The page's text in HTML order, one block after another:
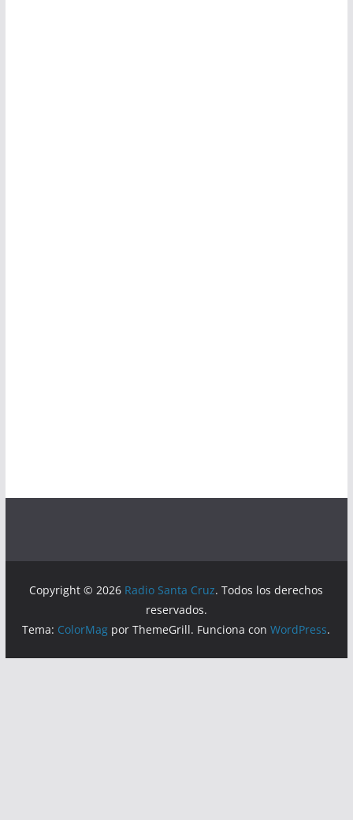
Copyright © 2026 Radio Santa Cruz. Todos los derechos
reservados.
Tema: ColorMag por ThemeGrill. Funciona conWordPress.